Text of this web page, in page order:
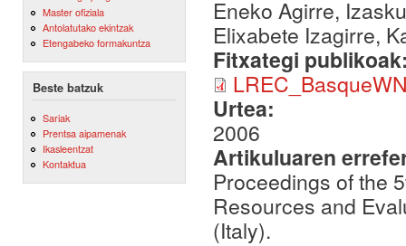
Master ofiziala
Antolatutako ekintzak
Etengabeko formakuntza
Beste batzuk
Sariak
Prentsa aipamenak
Ikasleentzat
Kontaktua
Eneko Agirre,
Elixabete Izagirre,
Fitxategi
Urtea:
2006
Artikuluaren
Proceedings of the
Resources and
(Italy).